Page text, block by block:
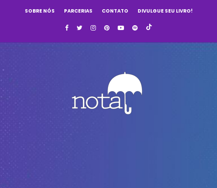
SOBRE NÓS PARCERIAS CONTATO DIVULGUE SEU LIVRO!